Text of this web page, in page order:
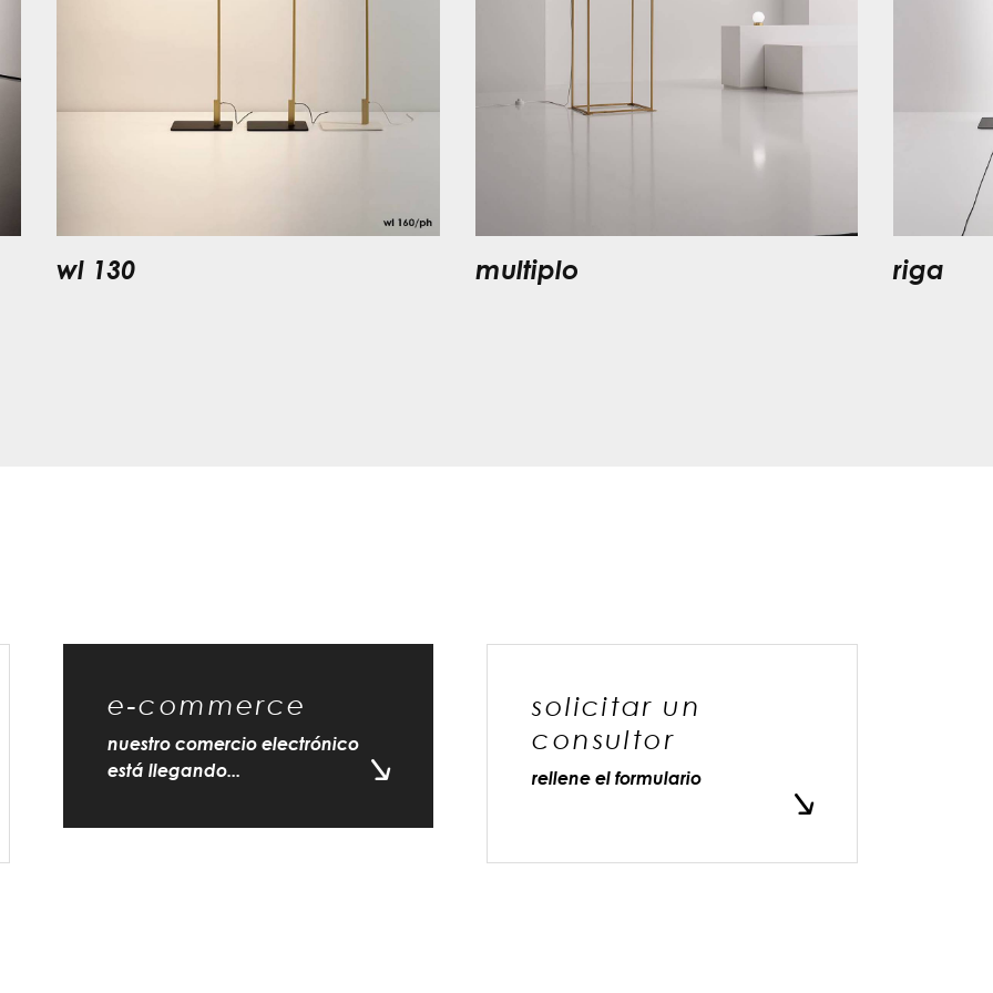
wl 130 multiplo riga
e-commerce
nuestro comercio electrónico
está llegando...
solicitar un
consultor
rellene el formulario